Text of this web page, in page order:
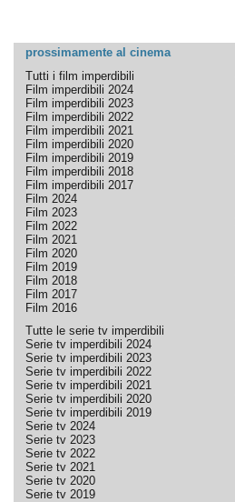
prossimamente al cinema
Tutti i film imperdibili
Film imperdibili 2024
Film imperdibili 2023
Film imperdibili 2022
Film imperdibili 2021
Film imperdibili 2020
Film imperdibili 2019
Film imperdibili 2018
Film imperdibili 2017
Film 2024
Film 2023
Film 2022
Film 2021
Film 2020
Film 2019
Film 2018
Film 2017
Film 2016
Tutte le serie tv imperdibili
Serie tv imperdibili 2024
Serie tv imperdibili 2023
Serie tv imperdibili 2022
Serie tv imperdibili 2021
Serie tv imperdibili 2020
Serie tv imperdibili 2019
Serie tv 2024
Serie tv 2023
Serie tv 2022
Serie tv 2021
Serie tv 2020
Serie tv 2019